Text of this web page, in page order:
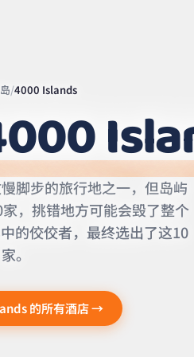
©
/4000 Islands
脚步的旅行地之一，但岛屿
，挑错地方可能会毁了整个
的佼佼者，最终选出了这10
家。
的所有酒店 →